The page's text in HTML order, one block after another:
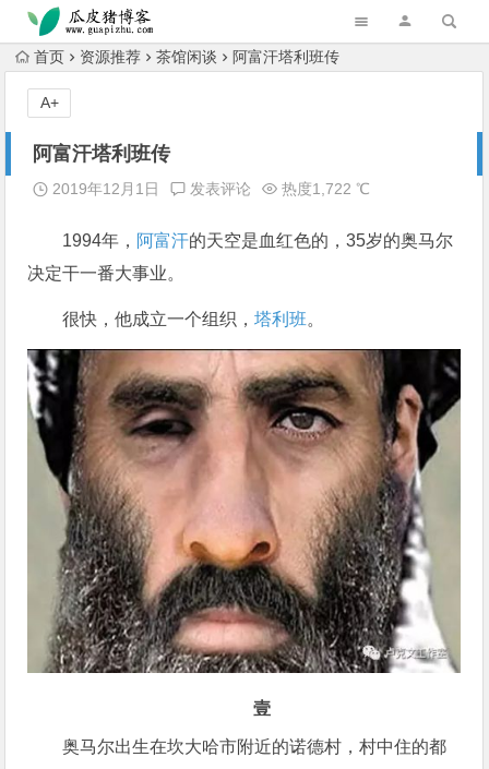
跳转到主内容
首页 资源推荐 茶馆闲谈 阿富汗塔利班传
阿富汗塔利班传
2019年12月1日 发表评论 热度1,722 ℃
1994年， 阿富汗的天空是血红色的，35岁的奥马尔
决定干一番大事业。
很快，他成立一个组织，塔利班。
壹
奥马尔出生在坎大哈市附近的诺德村，村中住的都
A+